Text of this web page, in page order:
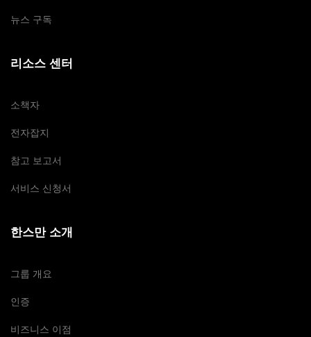
뉴스 구독
리소스 센터
소책자
전자잡지
참고 보고서
서비스 신청서
한스만 소개
그룹 개요
인증
비즈니스 이점